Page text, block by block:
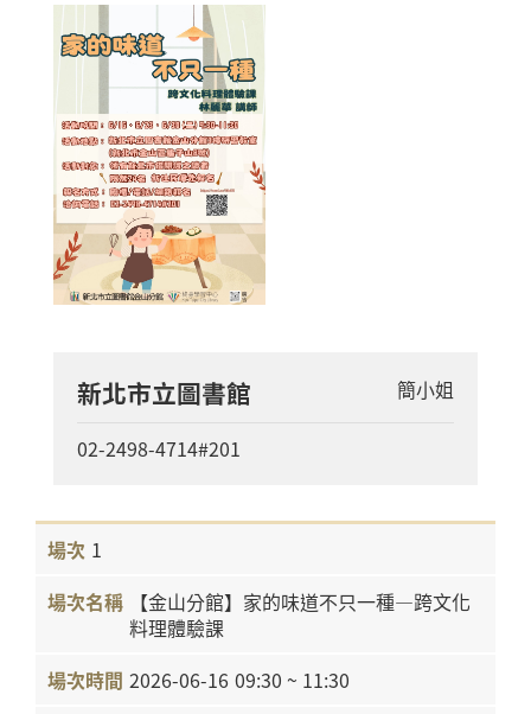
新北市立圖書館 簡小姐
02-2498-4714#201
1
【金山分館】家的味道不只一種—跨文化
料理體驗課
2026-06-16 09:30 ~ 11:30